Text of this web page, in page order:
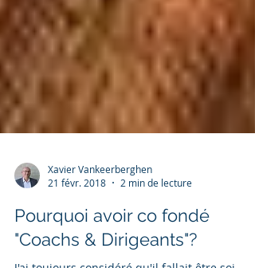
Xavier Vankeerberghen
21 févr. 2018
2 min de lecture
Pourquoi avoir co fondé